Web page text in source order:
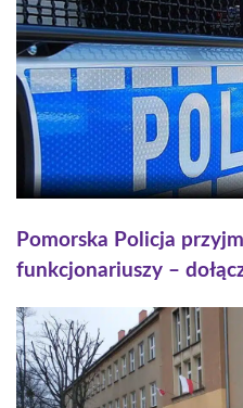
Pomorska Policja
funkcjonariuszy –